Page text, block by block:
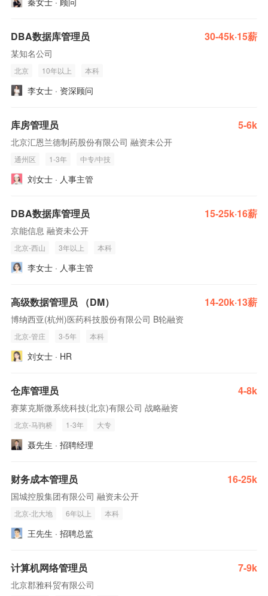
DBA数据库管理员 30-45k·15薪
某知名公司
北京 10年以上 本科
李女士 · 资深顾问
库房管理员 5-6k
北京汇恩兰德制药股份有限公司 融资未公开
通州区 1-3年 中专/中技
刘女士 · 人事主管
DBA数据库管理员 15-25k·16薪
京能信息 融资未公开
北京-西山 3年以上 本科
李女士 · 人事主管
高级数据管理员 （DM） 14-20k·13薪
博纳西亚(杭州)医药科技股份有限公司 B轮融资
北京-管庄 3-5年 本科
刘女士 · HR
仓库管理员 4-8k
赛莱克斯微系统科技(北京)有限公司 战略融资
北京-马驹桥 1-3年 大专
聂先生 · 招聘经理
财务成本管理员 16-25k
国城控股集团有限公司 融资未公开
北京-北大地 6年以上 本科
王先生 · 招聘总监
计算机网络管理员 7-9k
北京郡雅科贸有限公司